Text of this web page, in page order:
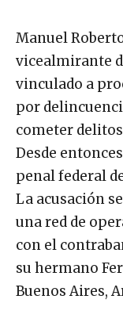
Manuel
vicealmirante
vinculado a
por
cometer
Desde
penal federal
La acusación
una red de
con el
su hermano
Buenos Aires,